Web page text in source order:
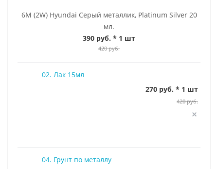
6M (2W) Hyundai Серый металлик, Platinum Silver 20
мл.
390 руб. * 1 шт
420 руб.
02. Лак 15мл
270 руб. * 1 шт
420 руб.
04. Грунт по металлу